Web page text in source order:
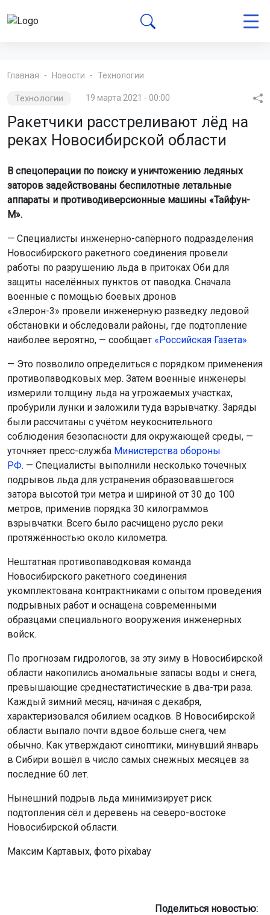
Главная Новости Технологии
Технологии 19 марта 2021 - 00:00
Ракетчики расстреливают лёд на
реках Новосибирской области
В спецоперации по поиску и уничтожению ледяных
заторов задействованы беспилотные летальные
аппараты и противодиверсионные машины «Тайфун-
М».
— Специалисты инженерно-сапёрного подразделения
Новосибирского ракетного соединения провели
работы по разрушению льда в притоках Оби для
защиты населённых пунктов от паводка. Сначала
военные с помощью боевых дронов
«Элерон-3» провели инженерную разведку ледовой
обстановки и обследовали районы, где подтопление
наиболее вероятно, — сообщает «Российская Газета».
— Это позволило определиться с порядком применения
противопаводковых мер. Затем военные инженеры
измерили толщину льда на угрожаемых участках,
пробурили лунки и заложили туда взрывчатку. Заряды
были рассчитаны с учётом неукоснительного
соблюдения безопасности для окружающей среды, —
уточняет пресс-служба Министерства обороны
РФ. — Специалисты выполнили несколько точечных
подрывов льда для устранения образовавшегося
затора высотой три метра и шириной от 30 до 100
метров, применив порядка 30 килограммов
взрывчатки. Всего было расчищено русло реки
протяжённостью около километра.
Нештатная противопаводковая команда
Новосибирского ракетного соединения
укомплектована контрактниками с опытом проведения
подрывных работ и оснащена современными
образцами специального вооружения инженерных
войск.
По прогнозам гидрологов, за эту зиму в Новосибирской
области накопились аномальные запасы воды и снега,
превышающие среднестатистические в два-три раза.
Каждый зимний месяц, начиная с декабря,
характеризовался обилием осадков. В Новосибирской
области выпало почти вдвое больше снега, чем
обычно. Как утверждают синоптики, минувший январь
в Сибири вошёл в число самых снежных месяцев за
последние 60 лет.
Нынешний подрыв льда минимизирует риск
подтопления сёл и деревень на северо-востоке
Новосибирской области.
Максим Картавых, фото pixabay
Поделиться новостью: